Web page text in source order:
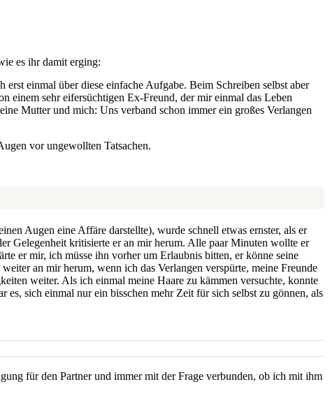
es ihr damit erging:
einmal über diese einfache Aufgabe. Beim Schreiben selbst aber
einem sehr eifersüchtigen Ex-Freund, der mir einmal das Leben
Mutter und mich: Uns verband schon immer ein großes Verlangen
vor ungewollten Tatsachen.
Augen eine Affäre darstellte), wurde schnell etwas ernster, als er
Gelegenheit kritisierte er an mir herum. Alle paar Minuten wollte er
er mir, ich müsse ihn vorher um Erlaubnis bitten, er könne seine
an mir herum, wenn ich das Verlangen verspürte, meine Freunde
weiter. Als ich einmal meine Haare zu kämmen versuchte, konnte
sich einmal nur ein bisschen mehr Zeit für sich selbst zu gönnen, als
für den Partner und immer mit der Frage verbunden, ob ich mit ihm